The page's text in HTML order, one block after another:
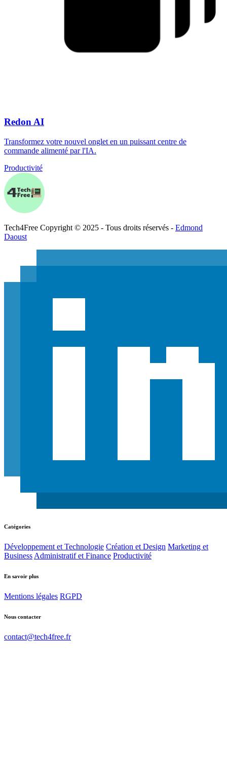
Redon AI
Transformez votre nouvel onglet en un puissant centre de
commande alimenté par l'IA.
Productivité
Tech4Free Copyright © 2025 - Tous droits réservés - Edmond
Daoust
Catégories
Développement et Technologie Création et Design Marketing et
Business Administratif et Finance Productivité
En savoir plus
Mentions légales RGPD
Nous contacter
contact@tech4free.fr